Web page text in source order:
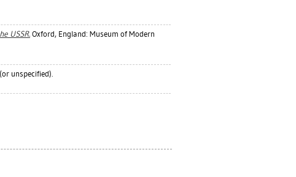
USSR. Oxford, England: Museum of Modern
unspecified).